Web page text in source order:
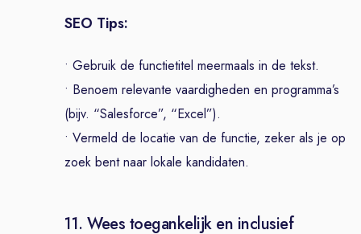
SEO Tips:
• Gebruik de functietitel meermaals in de tekst.
• Benoem relevante vaardigheden en programma’s
(bijv. “Salesforce”, “Excel”).
• Vermeld de locatie van de functie, zeker als je op
zoek bent naar lokale kandidaten.
11. Wees toegankelijk en inclusief